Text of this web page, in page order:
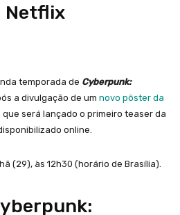
Netflix
temporada de Cyberpunk:
a divulgação de um novo pôster da
que será lançado o primeiro teaser da
online.
(29), às 12h30 (horário de Brasília).